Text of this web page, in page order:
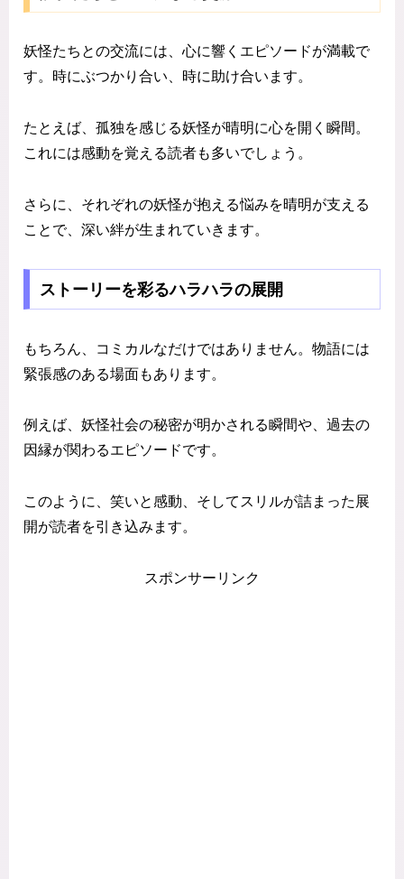
妖怪たちとの交流には、心に響くエピソードが満載で
す。時にぶつかり合い、時に助け合います。
たとえば、孤独を感じる妖怪が晴明に心を開く瞬間。
これには感動を覚える読者も多いでしょう。
さらに、それぞれの妖怪が抱える悩みを晴明が支える
ことで、深い絆が生まれていきます。
ストーリーを彩るハラハラの展開
もちろん、コミカルなだけではありません。物語には
緊張感のある場面もあります。
例えば、妖怪社会の秘密が明かされる瞬間や、過去の
因縁が関わるエピソードです。
このように、笑いと感動、そしてスリルが詰まった展
開が読者を引き込みます。
スポンサーリンク